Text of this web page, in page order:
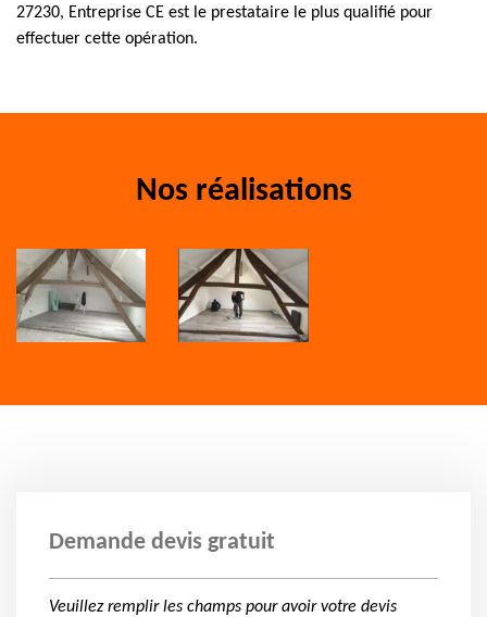
27230, Entreprise CE est le prestataire le plus qualifié pour
effectuer cette opération.
Nos réalisations
Demande devis gratuit
Veuillez remplir les champs pour avoir votre devis